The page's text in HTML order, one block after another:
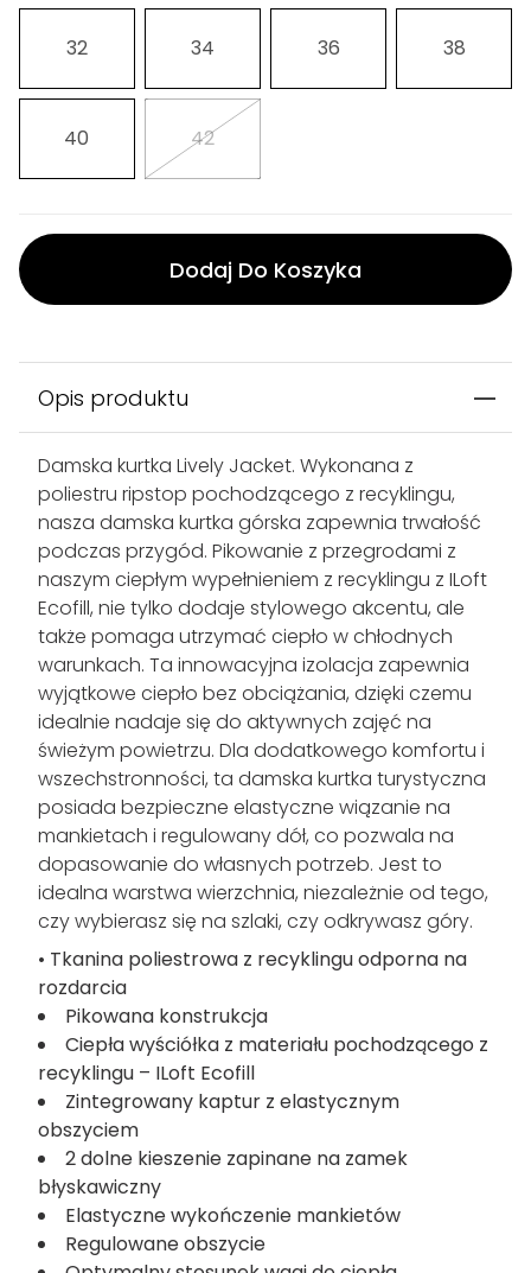
32 34 36 38
40 42
Dodaj Do Koszyka
Opis produktu
Damska kurtka Lively Jacket. Wykonana z
poliestru ripstop pochodzącego z recyklingu,
nasza damska kurtka górska zapewnia trwałość
podczas przygód. Pikowanie z przegrodami z
naszym ciepłym wypełnieniem z recyklingu z ILoft
Ecofill, nie tylko dodaje stylowego akcentu, ale
także pomaga utrzymać ciepło w chłodnych
warunkach. Ta innowacyjna izolacja zapewnia
wyjątkowe ciepło bez obciążania, dzięki czemu
idealnie nadaje się do aktywnych zajęć na
świeżym powietrzu. Dla dodatkowego komfortu i
wszechstronności, ta damska kurtka turystyczna
posiada bezpieczne elastyczne wiązanie na
mankietach i regulowany dół, co pozwala na
dopasowanie do własnych potrzeb. Jest to
idealna warstwa wierzchnia, niezależnie od tego,
czy wybierasz się na szlaki, czy odkrywasz góry.
• Tkanina poliestrowa z recyklingu odporna na
rozdarcia
Pikowana konstrukcja
Ciepła wyściółka z materiału pochodzącego z
recyklingu – ILoft Ecofill
Zintegrowany kaptur z elastycznym
obszyciem
2 dolne kieszenie zapinane na zamek
błyskawiczny
Elastyczne wykończenie mankietów
Regulowane obszycie